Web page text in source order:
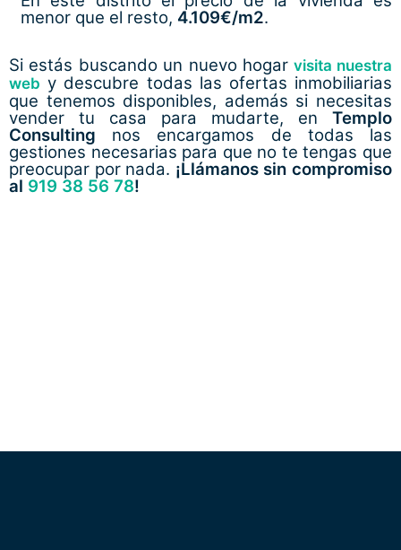
menor que el resto, 4.109€/m2.
Si estás buscando un nuevo hogar visita nuestra
web y descubre todas las ofertas inmobiliarias
que tenemos disponibles, además si necesitas
vender tu casa para mudarte, en Templo
Consulting nos encargamos de todas las
gestiones necesarias para que no te tengas que
preocupar por nada. ¡Llámanos sin compromiso
al 919 38 56 78!